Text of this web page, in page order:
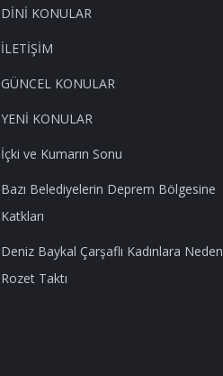
DİNİ KONULAR
İLETİŞİM
GÜNCEL KONULAR
YENİ KONULAR
İçki ve Kumarın Sonu
Bazı Belediyelerin Deprem Bölgesine
Katkları
Deniz Baykal Çarşaflı Kadınlara Neden
Rozet Taktı